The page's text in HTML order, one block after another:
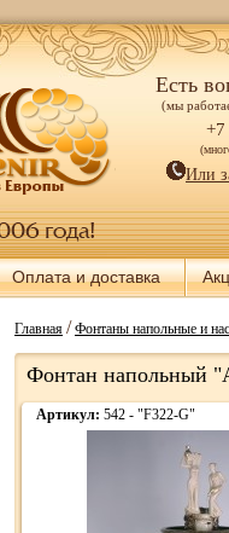
Есть
(мы
+7
Или
Оплата и доставка
Главная/Фонтаны напольные и
Фонтан напольный
Артикул: 542 - "F322-G"